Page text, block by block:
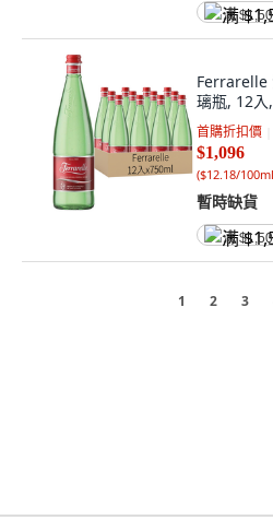
满
Ferrarelle
璃瓶, 12
首購折扣價
$1,096
($12.18/100ml
暫時缺貨
满
1 2 3